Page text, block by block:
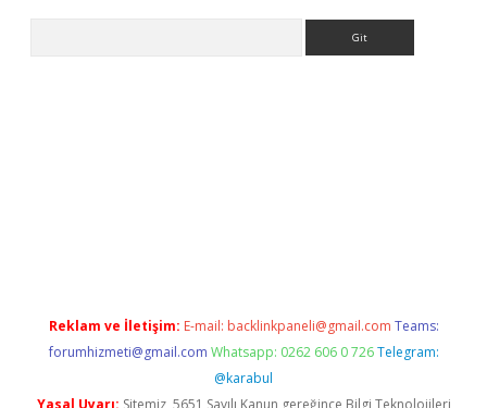
Reklam ve İletişim: E-mail: backlinkpaneli@gmail.com Teams:
forumhizmeti@gmail.com Whatsapp: 0262 606 0 726 Telegram:
@karabul
Yasal Uyarı: Sitemiz, 5651 Sayılı Kanun gereğince Bilgi Teknolojileri